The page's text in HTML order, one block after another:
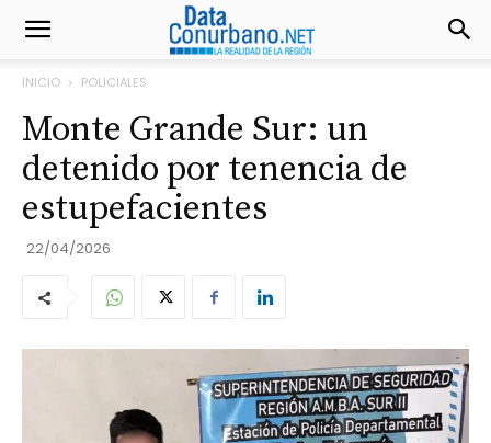
INICIO POLICIALES
Monte Grande Sur: un
detenido por tenencia de
estupefacientes
22/04/2026